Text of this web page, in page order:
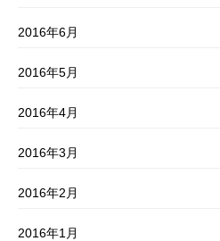
2016年6月
2016年5月
2016年4月
2016年3月
2016年2月
2016年1月